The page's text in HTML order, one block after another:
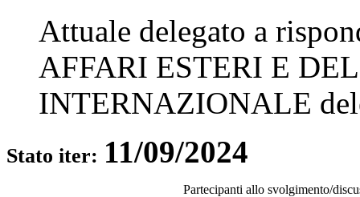
Attuale delegato a
AFFARI ESTERI E
INTERNAZIONALE
Stato iter: 11/09/2024
Partecipanti allo svolgimento/